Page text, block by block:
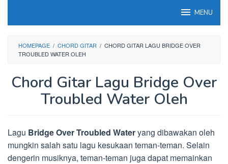
MENU
HOMEPAGE / CHORD GITAR / CHORD GITAR LAGU BRIDGE OVER
TROUBLED WATER OLEH
Chord Gitar Lagu Bridge Over
Troubled Water Oleh
Lagu Bridge Over Troubled Wateryang dibawakan oleh
mungkin salah satu lagu kesukaan teman-teman. Selain
dengerin musiknya, teman-teman juga dapat memainkan